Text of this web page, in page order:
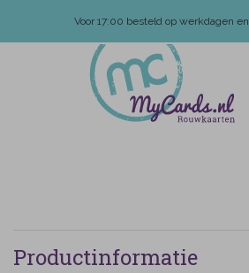
Voor 17:00 besteld op werkdagen
Productinformatie